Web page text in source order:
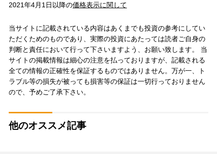
2021年4月1日以降の価格表示に関して
当サイトに記載されている内容はあくまでも投資の参考にしてい
ただくためのものであり、実際の投資にあたっては読者ご自身の
判断と責任において行って下さいますよう、お願い致します。 当
サイトの掲載情報は細心の注意を払っておりますが、記載される
全ての情報の正確性を保証するものではありません。万が一、ト
ラブル等の損失が被っても損害等の保証は一切行っておりません
ので、予めご了承下さい。
他のオススメ記事